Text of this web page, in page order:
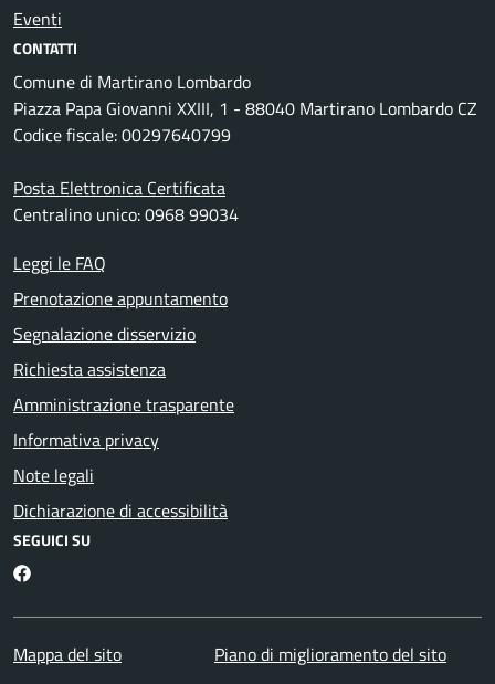
Eventi
CONTATTI
Comune di Martirano Lombardo
Piazza Papa Giovanni XXIII, 1 - 88040 Martirano Lombardo CZ
Codice fiscale: 00297640799
Posta Elettronica Certificata
Centralino unico: 0968 99034
Leggi le FAQ
Prenotazione appuntamento
Segnalazione disservizio
Richiesta assistenza
Amministrazione trasparente
Informativa privacy
Note legali
Dichiarazione di accessibilità
SEGUICI SU
Martirano Lombardo Facebook
Mappa del sito Piano di miglioramento del sito